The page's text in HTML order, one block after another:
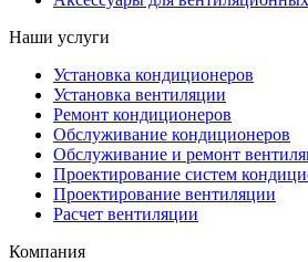
Наши услуги
Установка кондиционеров
Установка вентиляции
Ремонт кондиционеров
Обслуживание кондиционеров
Обслуживание и ремонт
Проектирование систем
Проектирование вентиляции
Расчет вентиляции
Компания